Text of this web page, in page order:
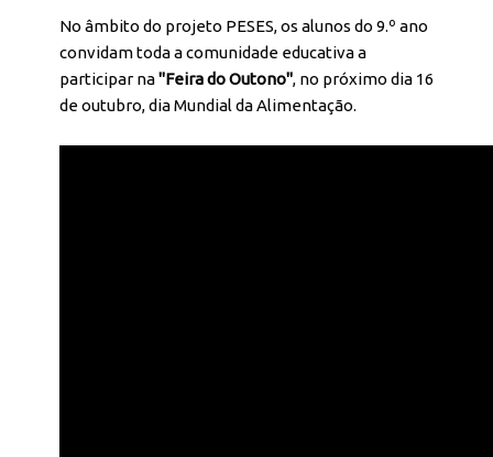
No âmbito do projeto PESES, os alunos do 9.º ano
convidam toda a comunidade educativa a
participar na"Feira do Outono", no próximo dia 16
de outubro, dia Mundial da Alimentação.